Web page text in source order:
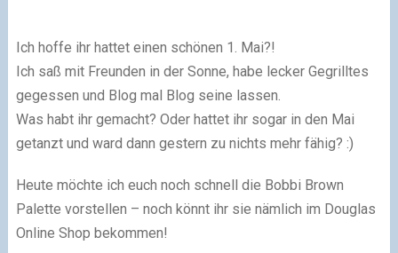
Ich hoffe ihr hattet einen schönen 1. Mai?!
Ich saß mit Freunden in der Sonne, habe lecker Gegrilltes
gegessen und Blog mal Blog seine lassen.
Was habt ihr gemacht? Oder hattet ihr sogar in den Mai
getanzt und ward dann gestern zu nichts mehr fähig? :)
Heute möchte ich euch noch schnell die Bobbi Brown
Palette vorstellen – noch könnt ihr sie nämlich im Douglas
Online Shop bekommen!